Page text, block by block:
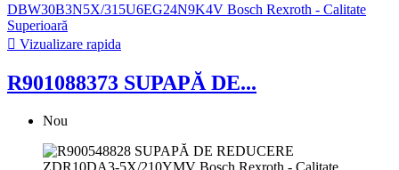
 Vizualizare rapida
R901088373 SUPAPĂ DE...
Nou